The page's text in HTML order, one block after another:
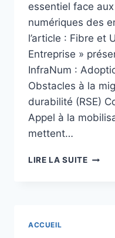
essentiel face
numériques des
l’article : Fibre et
Entreprise »
InfraNum :
Obstacles à la
durabilité (RSE)
Appel à la
mettent…
LIRE LA SUITELA
ACCUEIL